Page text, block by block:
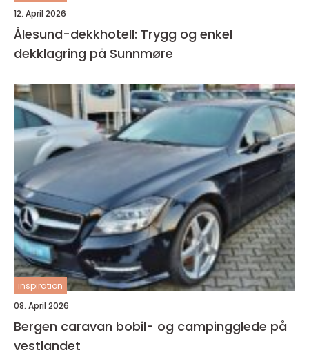
12. April 2026
Ålesund-dekkhotell: Trygg og enkel
dekklagring på Sunnmøre
inspiration
08. April 2026
Bergen caravan bobil- og campingglede på
vestlandet